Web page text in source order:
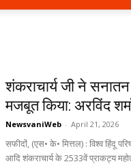
शंकराचार्य जी ने
मजबूत किया: अरविंद
NewsvaniWeb - April 21, 2026
सफीदों, (एस• के• मित्तल) : विश्व हिंदू
आदि शंकराचार्य के 2533वें प्राकट्य